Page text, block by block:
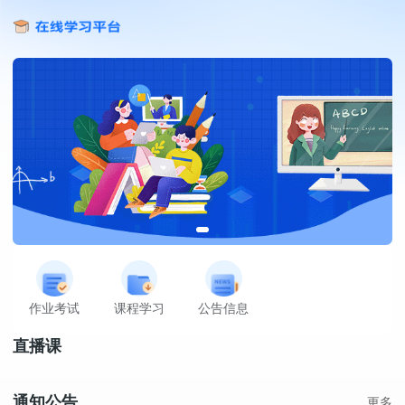
作业考试 课程学习 公告信息
直播课
更多